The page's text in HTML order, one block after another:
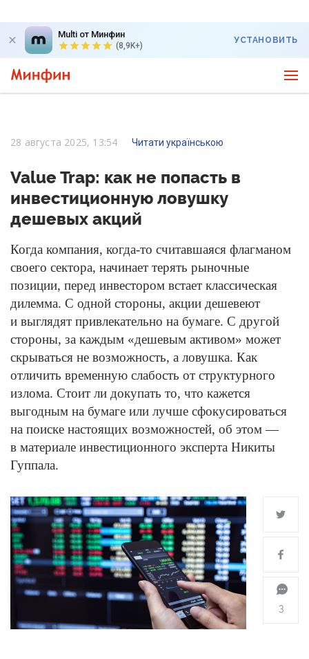
Multi от Минфин
(8,9K+)
УСТАНОВИТЬ
28 августа 2025, 13:54 Читати українською
Value Trap: как не попасть в
инвестиционную ловушку
дешевых акций
Когда компания, когда-то считавшаяся флагманом
своего сектора, начинает терять рыночные
позиции, перед инвестором встает классическая
дилемма. С одной стороны, акции дешевеют
и выглядят привлекательно на бумаге. С другой
стороны, за каждым «дешевым активом» может
скрываться не возможность, а ловушка. Как
отличить временную слабость от структурного
излома. Стоит ли докупать то, что кажется
выгодным на бумаге или лучше сфокусироваться
на поиске настоящих возможностей, об этом —
в материале инвестиционного эксперта Никиты
Гуппала.
3